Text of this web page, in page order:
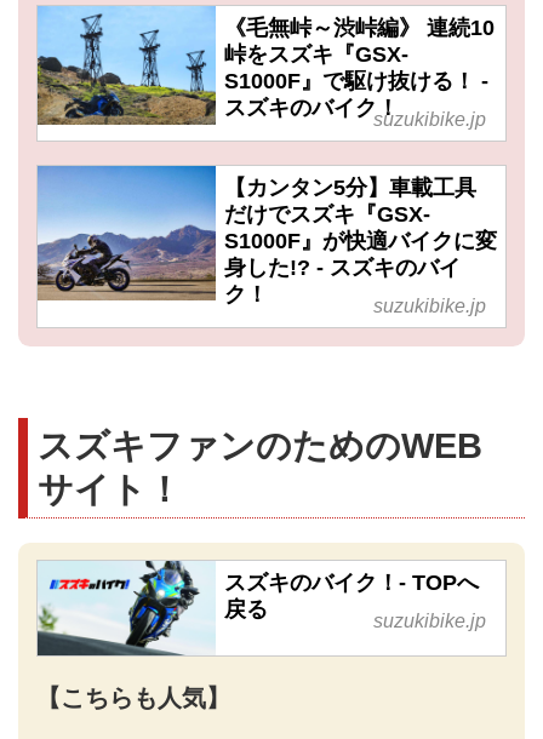
《毛無峠～渋峠編》 連続10
峠をスズキ『GSX-
S1000F』で駆け抜ける！ -
スズキのバイク！suzukibike.jp
【カンタン5分】車載工具
だけでスズキ『GSX-
S1000F』が快適バイクに変
身した!? - スズキのバイ
ク！
suzukibike.jp
スズキファンのためのWEB
サイト！
スズキのバイク！- TOPへ
戻る
suzukibike.jp
【こちらも人気】